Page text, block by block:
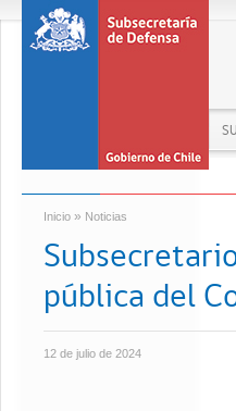
Inicio » Noticias
pública del
12 de julio de 2024